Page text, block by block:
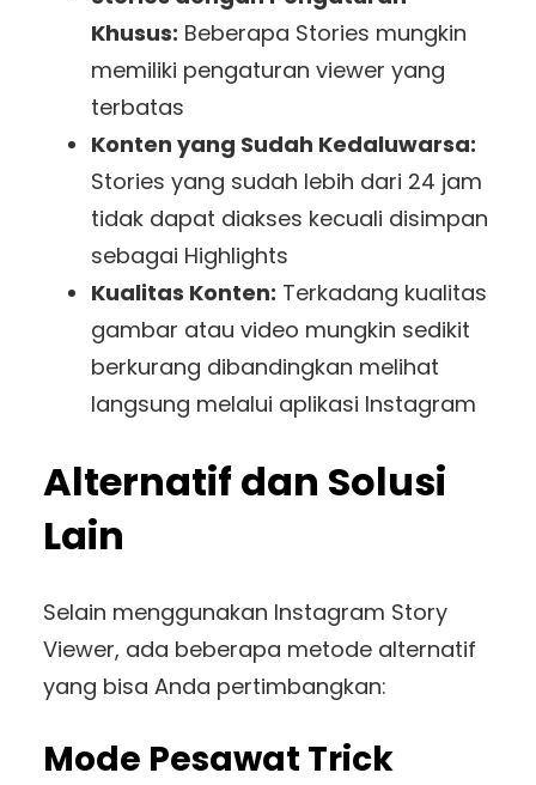
Khusus: Beberapa Stories mungkin
memiliki pengaturan viewer yang
terbatas
Konten yang Sudah Kedaluwarsa:
Stories yang sudah lebih dari 24 jam
tidak dapat diakses kecuali disimpan
sebagai Highlights
Kualitas Konten: Terkadang kualitas
gambar atau video mungkin sedikit
berkurang dibandingkan melihat
langsung melalui aplikasi Instagram
Alternatif dan Solusi
Lain
Selain menggunakan Instagram Story
Viewer, ada beberapa metode alternatif
yang bisa Anda pertimbangkan:
Mode Pesawat Trick